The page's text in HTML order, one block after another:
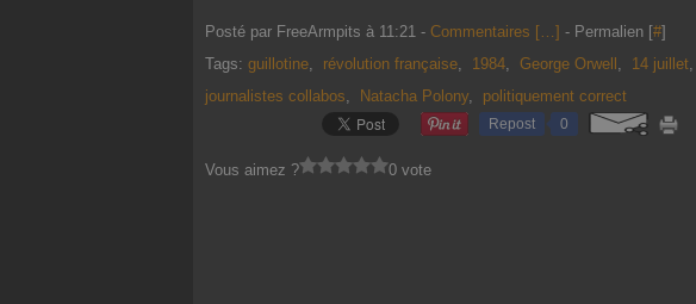
Posté par FreeArmpits à 11:21 - Commentaires […] - Permalien [#]
Tags: guillotine, révolution française, 1984, George Orwell , 14 juillet,
journalistes collabos, Natacha Polony, politiquement correct
Repost 0
Vous aimez ? 0 vote